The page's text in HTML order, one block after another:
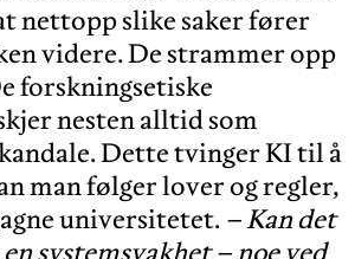
nettopp slike saker fører
videre. De strammer opp
forskningsetiske
nesten alltid som
Dette tvinger KI til å
man følger lover og regler,
universitetet. – Kan det
systemsvakhet – noe ved